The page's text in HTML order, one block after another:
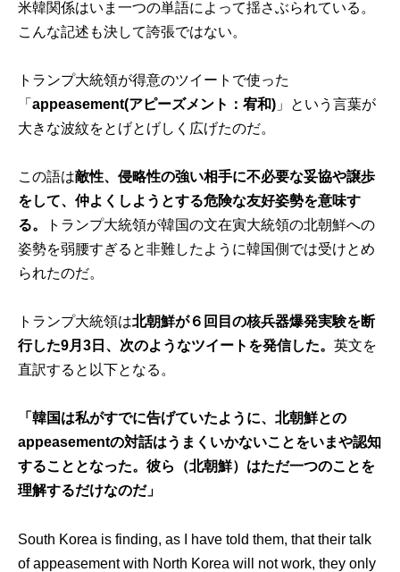
米韓関係はいま一つの単語によって揺さぶられている。
こんな記述も決して誇張ではない。
トランプ大統領が得意のツイートで使った
「appeasement(アピーズメント：宥和) 」という言葉が
大きな波紋をとげとげしく広げたのだ。
この語は敵性、侵略性の強い相手に不必要な妥協や譲歩
をして、仲よくしようとする危険な友好姿勢を意味す
る。
トランプ大統領が韓国の文在寅大統領の北朝鮮への
姿勢を弱腰すぎると非難したように韓国側では受けとめ
られたのだ。
トランプ大統領は北朝鮮が６回目の核兵器爆発実験を断
行した9月3日、次のようなツイートを発信した。英文を
直訳すると以下となる。
「韓国は私がすでに告げていたように、北朝鮮との
appeasementの対話はうまくいかないことをいまや認知
することとなった。彼ら（北朝鮮）はただ一つのことを
理解するだけなのだ」
South Korea is finding, as I have told them, that their talk
of appeasement with North Korea will not work, they only